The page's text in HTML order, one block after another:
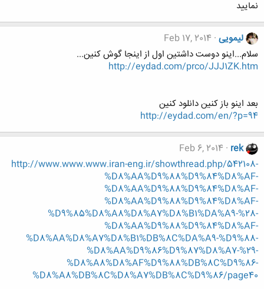
نمایید
لیمویی Feb 17, 2014
سلام...اینو دوست داشتین اول از اینجا گوش کنین...
http://eydad.com/prco/JJJ1ZK.htm
بعد اینو باز کنین دانلود کنین
http://eydad.com/en/?p=94
rek
Feb 6, 2014
http://www.www.www.iran-eng.ir/showthread.php/542108-
%D8%AA%D9%88%D9%84%D8%AF-
%D8%AA%D9%88%D9%84%D8%AF-
%D8%AA%D9%88%D9%84%D8%AF-
%D9%85%D8%A8%D8%A7%D8%B1%DA%A9-%28-
%D8%AA%D9%88%D9%84%D8%AF-
%D8%AA%D8%A7%D8%B1%DB%8C%DA%A9-%D9%88-
%D8%AA%D9%86%D9%87%D8%A7-%29-
%D8%A8%D8%AF%D9%88%DB%8C%D9%86-
%D8%A8%DB%8C%D8%A7%DB%8C%D9%86/page40